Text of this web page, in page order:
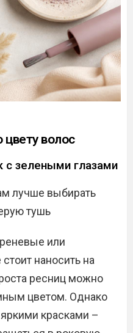
волос
зелеными глазами
лучше выбирать
тушь
или
наносить на
ресниц можно
цветом. Однако
красками –